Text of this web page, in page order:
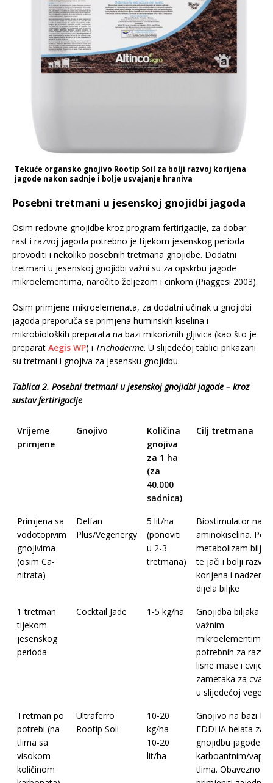
Tekuće organsko gnojivo Rootip Soil za bolji razvoj korijena
jagode nakon sadnje i bolje usvajanje hraniva
Posebni tretmani u jesenskoj gnojidbi jagoda
Osim redovne gnojidbe kroz program fertirigacije, za dobar
rast i razvoj jagoda potrebno je tijekom jesenskog perioda
provoditi i nekoliko posebnih tretmana gnojidbe. Dodatni
tretmani u jesenskoj gnojidbi važni su za opskrbu jagode
mikroelementima, naročito željezom i cinkom (Piaggesi 2003).
Osim primjene mikroelemenata, za dodatni učinak u gnojidbi
jagoda preporuča se primjena huminskih kiselina i
mikrobioloških preparata na bazi mikoriznih gljivica (kao što je
preparat Aegis WP) i Trichoderme. U slijedećoj tablici prikazani
su tretmani i gnojiva za jesensku gnojidbu.
Tablica 2. Posebni tretmani u jesenskoj gnojidbi jagode – kroz
sustav fertirigacije
Vrijeme
primjene
Gnojivo
Količina
gnojiva
za 1 ha
(za
40.000
sadnica)
Cilj tretmana
Primjena sa
vodotopivim
gnojivima
(osim Ca-
nitrata)
Delfan
Plus/Vegenergy
5 lit/ha
(ponoviti
u 2-3
tretmana)
Biostimulator na
aminokiselina.
metabolizam biljke,
te jači i bolji razvoj
korijena i
dijela biljke
1 tretman
tijekom
jesenskog
perioda
Cocktail Jade 1-5 kg/ha
Gnojidba biljaka
važnim
mikroelementima
potrebnih za razvoj
lisne mase i
zametaka za
u slijedećoj
Tretman po
potrebi (na
tlima sa
visokom
količinom
Ultraferro
Rootip Soil
10-20
kg/ha
10-20
lit/ha
Gnojivo na bazi Fe-
EDDHA helata za
gnojidbu jagode na
karboantnim/
tlima. Obavezno